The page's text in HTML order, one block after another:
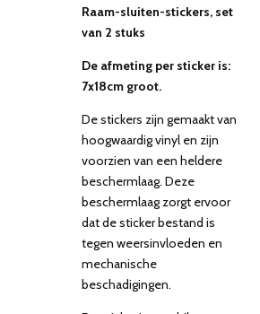
Raam-sluiten-stickers, set
van 2 stuks
De afmeting per sticker is:
7x18cm groot.
De stickers zijn gemaakt van
hoogwaardig vinyl en zijn
voorzien van een heldere
beschermlaag. Deze
beschermlaag zorgt ervoor
dat de sticker bestand is
tegen weersinvloeden en
mechanische
beschadigingen.